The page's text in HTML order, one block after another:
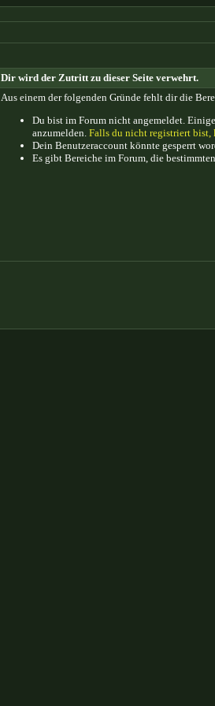
Dir wird der Zutritt zu dieser Seite verwehrt.
Aus einem der folgenden Gründe fehlt dir die
Du bist im Forum nicht angemeldet.
anzumelden. Falls du nicht registriert bist,
Dein Benutzeraccount könnte gesperrt
Es gibt Bereiche im Forum, die